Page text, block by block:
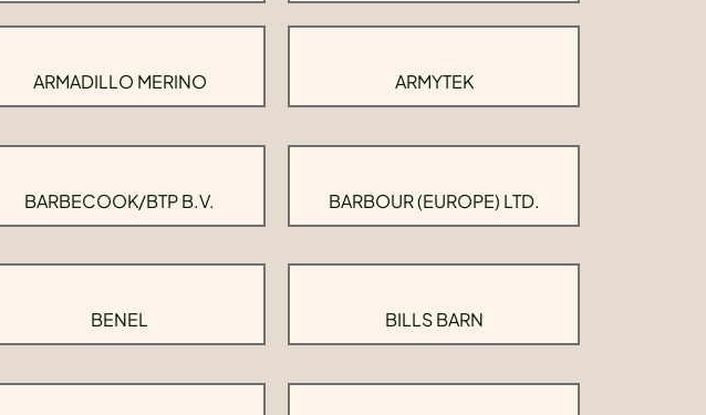
ARMADILLO MERINO ARMYTEK
BARBECOOK/BTP B.V. BARBOUR (EUROPE) LTD.
BENEL BILLS BARN